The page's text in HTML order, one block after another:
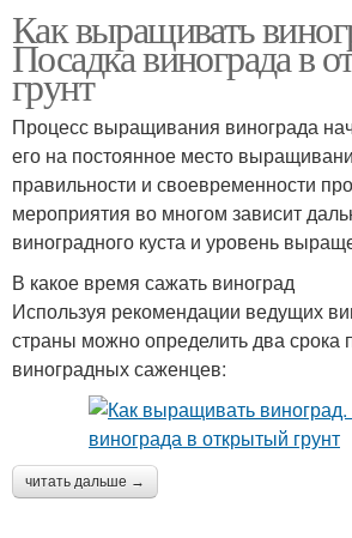
Как выращивать
Посадка винограда в
грунт
Процесс выращивания винограда
его на постоянное место
правильности и своевременности
мероприятия во многом зависит
виноградного куста и уровень
В какое время сажать виноград
Используя рекомендации ведущих
страны можно определить два срока
виноградных саженцев:
читать дальше →